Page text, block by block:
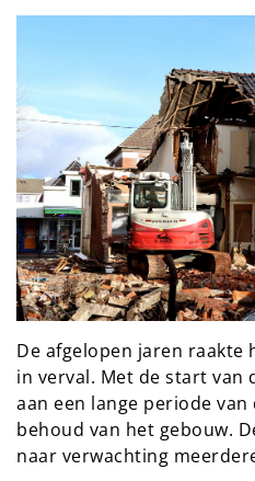
De afgelopen jaren raakte
in verval. Met de start van
aan een lange periode
behoud van het gebouw.
naar verwachting